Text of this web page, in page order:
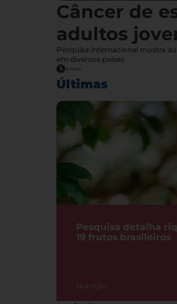
Câncer de
adultos
Pesquisa internacional mostra
em diversos países
16 horas
Últimas
Pesquisa detalha
19 frutos brasileiros
Nutrição